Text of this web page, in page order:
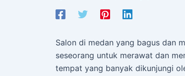
Salon di medan yang bagus dan
seseorang untuk merawat dan
tempat yang banyak dikunjungi